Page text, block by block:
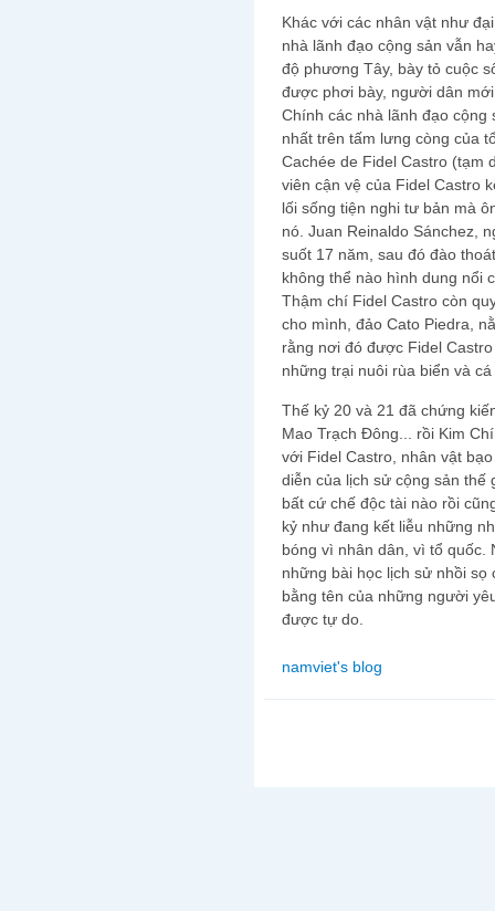
Khác với các nhân vật như
nhà lãnh đạo cộng sản vẫn
độ phương Tây, bày tỏ cuộc
được phơi bày, người dân
Chính các nhà lãnh đạo
nhất trên tấm lưng còng của
Cachée de Fidel Castro (tạm
viên cận vệ của Fidel Castro
lối sống tiện nghi tư bản mà
nó. Juan Reinaldo Sánchez,
suốt 17 năm, sau đó đào
không thể nào hình dung nổi
Thậm chí Fidel Castro còn
cho mình, đảo Cato Piedra,
rằng nơi đó được Fidel
những trại nuôi rùa biển và
Thế kỷ 20 và 21 đã chứng
Mao Trạch Đông... rồi Kim
với Fidel Castro, nhân vật
diễn của lịch sử cộng sản thế
bất cứ chế độc tài nào rồi
kỷ như đang kết liễu những
bóng vì nhân dân, vì tổ quốc.
những bài học lịch sử nhồi
bằng tên của những người
được tự do.
namviet's blog